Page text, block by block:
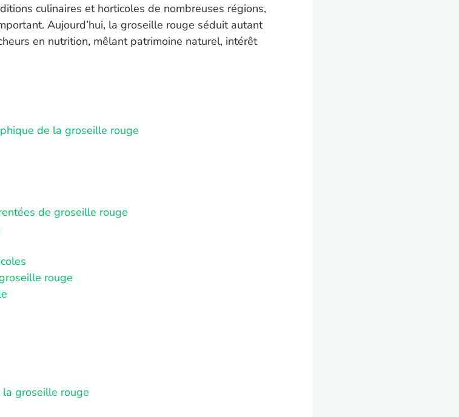
culinaires et horticoles de nombreuses régions,
Aujourd’hui, la groseille rouge séduit autant
en nutrition, mêlant patrimoine naturel, intérêt
de la groseille rouge
de groseille rouge
rouge
groseille rouge